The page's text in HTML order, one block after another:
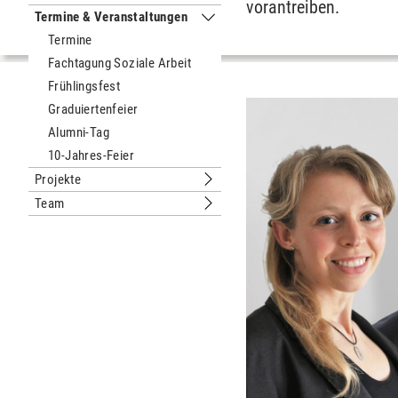
Termine & Veranstaltungen
Untermenu Termine &
Termine
Fachtagung Soziale Arbeit
Frühlingsfest
Graduiertenfeier
Alumni-Tag
10-Jahres-Feier
Projekte
Untermenu Projekte
Team
Untermenu Team
vorantreiben.